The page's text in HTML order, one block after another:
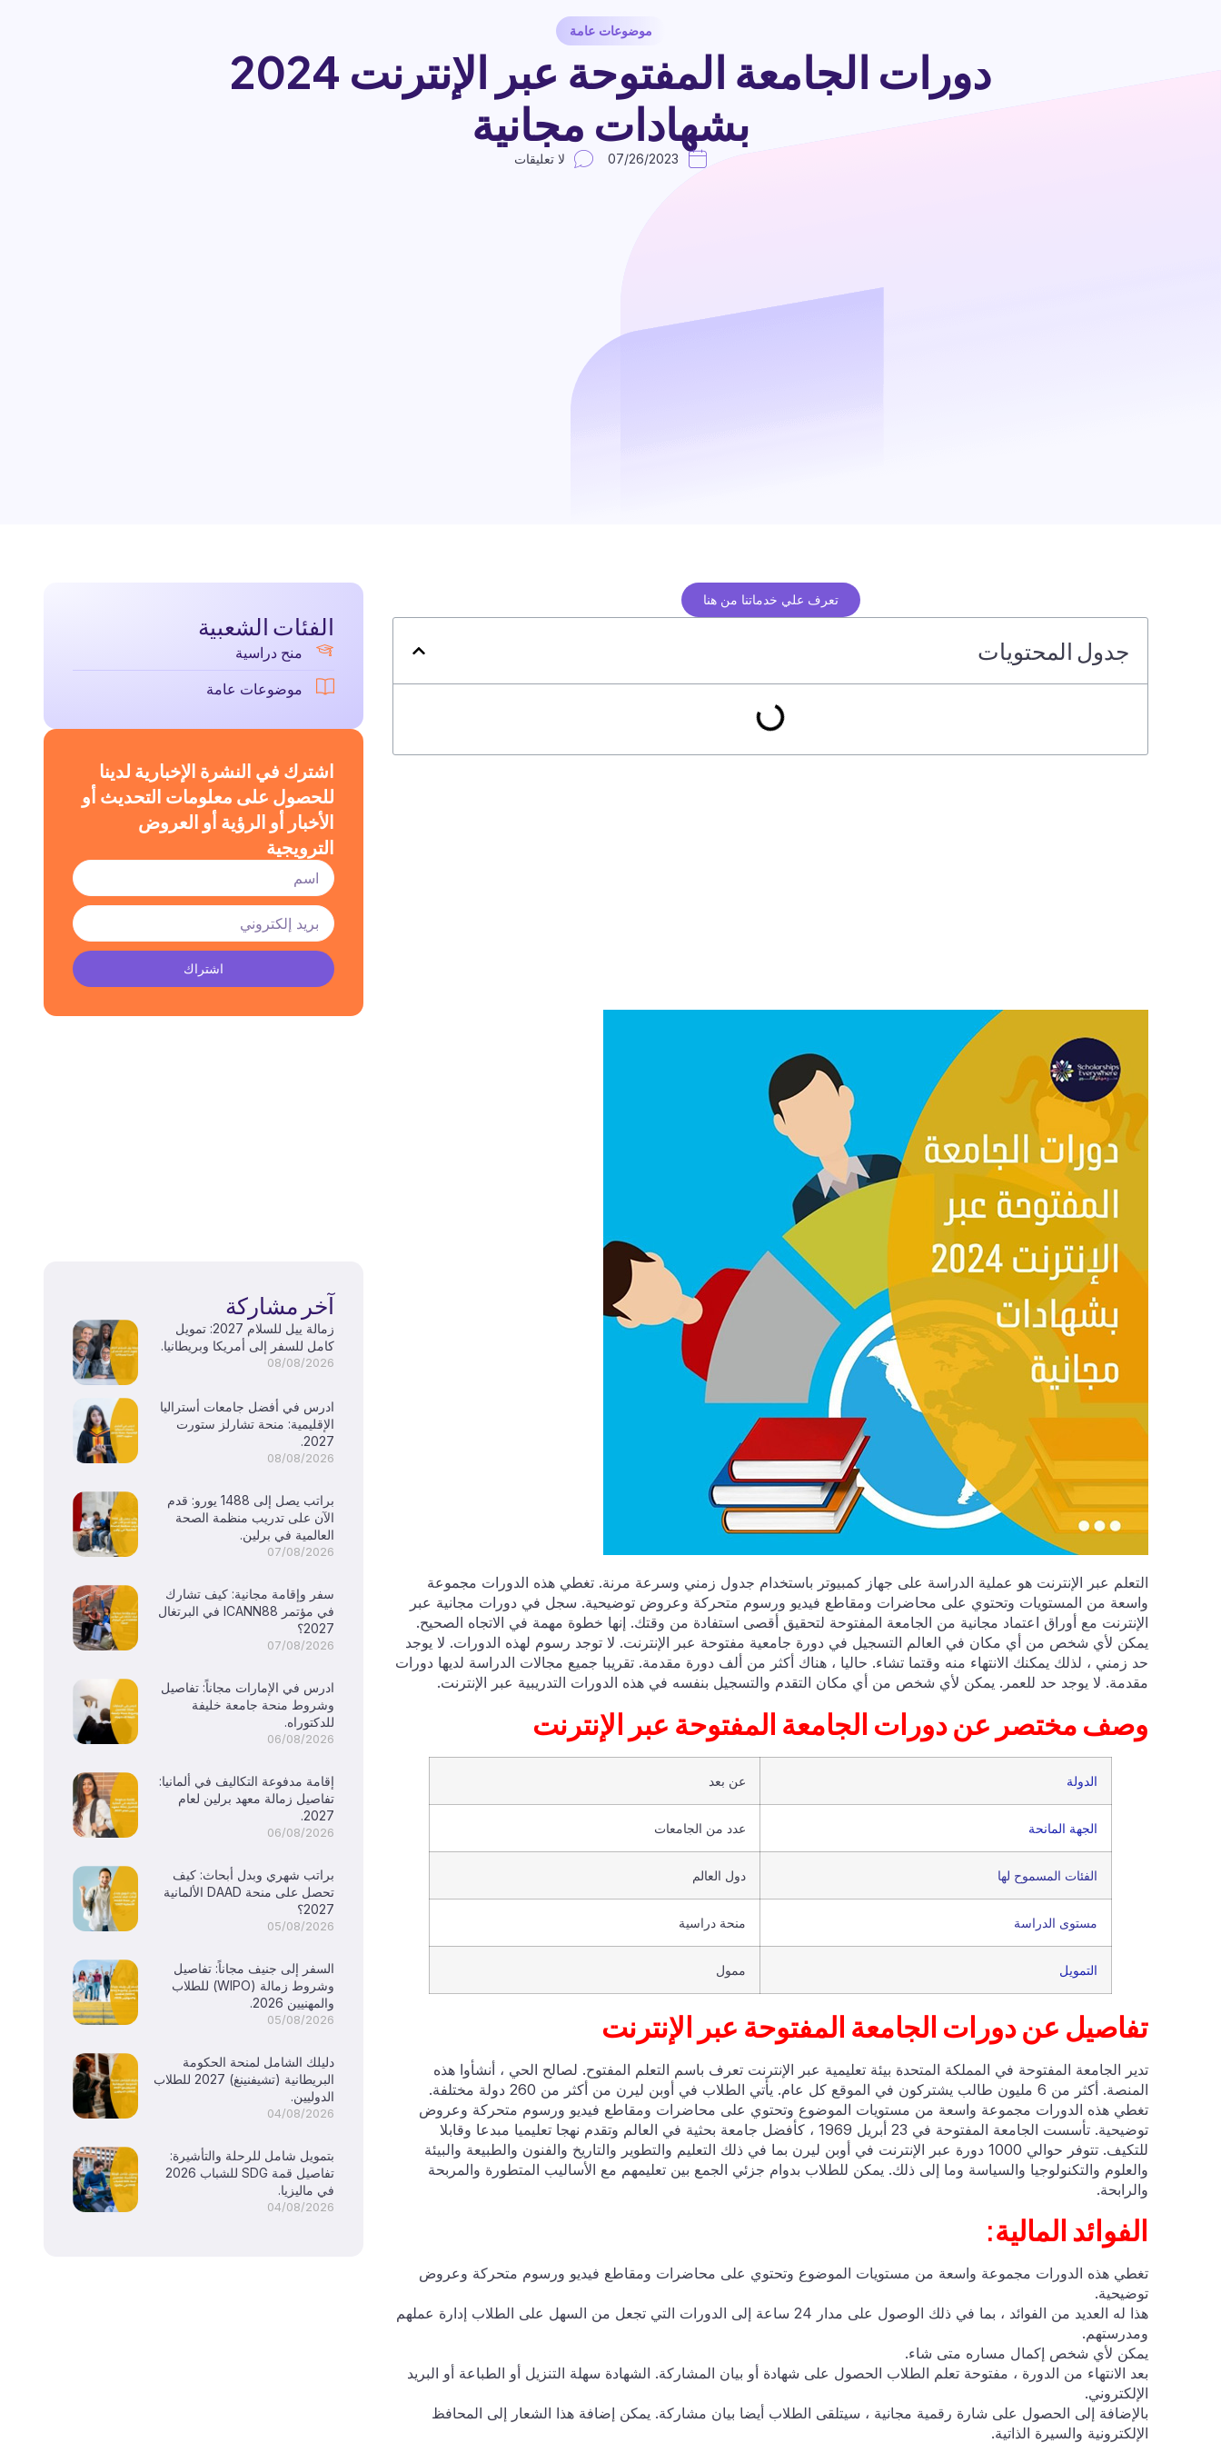
موضوعات عامة
دورات الجامعة المفتوحة عبر الإنترنت 2024
بشهادات مجانية
07/26/2023 لا تعليقات
تعرف علي خدماتنا من هنا
جدول المحتويات
التعلم عبر الإنترنت هو عملية الدراسة على جهاز كمبيوتر باستخدام جدول زمني وسرعة مرنة. تغطي هذه الدورات مجموعة
واسعة من المستويات وتحتوي على محاضرات ومقاطع فيديو ورسوم متحركة وعروض توضيحية. سجل في دورات مجانية عبر
الإنترنت مع أوراق اعتماد مجانية من الجامعة المفتوحة لتحقيق أقصى استفادة من وقتك. إنها خطوة مهمة في الاتجاه الصحيح.
يمكن لأي شخص من أي مكان في العالم التسجيل في دورة جامعية مفتوحة عبر الإنترنت. لا توجد رسوم لهذه الدورات. لا يوجد
حد زمني ، لذلك يمكنك الانتهاء منه وقتما تشاء. حاليا ، هناك أكثر من ألف دورة مقدمة. تقريبا جميع مجالات الدراسة لديها دورات
مقدمة. لا يوجد حد للعمر. يمكن لأي شخص من أي مكان التقدم والتسجيل بنفسه في هذه الدورات التدريبية عبر الإنترنت.
وصف مختصر عن دورات الجامعة المفتوحة عبر الإنترنت
الدولة عن بعد
الجهة المانحة عدد من الجامعات
الفئات المسموح لها دول العالم
مستوى الدراسة منحة دراسية
التمويل ممول
تفاصيل عن دورات الجامعة المفتوحة عبر الإنترنت
تدير الجامعة المفتوحة في المملكة المتحدة بيئة تعليمية عبر الإنترنت تعرف باسم التعلم المفتوح. لصالح الحي ، أنشأوا هذه
المنصة. أكثر من 6 مليون طالب يشتركون في الموقع كل عام. يأتي الطلاب في أوبن ليرن من أكثر من 260 دولة مختلفة.
تغطي هذه الدورات مجموعة واسعة من مستويات الموضوع وتحتوي على محاضرات ومقاطع فيديو ورسوم متحركة وعروض
توضيحية. تأسست الجامعة المفتوحة في 23 أبريل 1969 ، كأفضل جامعة بحثية في العالم وتقدم نهجا تعليميا مبدعا وقابلا
للتكيف. تتوفر حوالي 1000 دورة عبر الإنترنت في أوبن ليرن بما في ذلك التعليم والتطوير والتاريخ والفنون والطبيعة والبيئة
والعلوم والتكنولوجيا والسياسة وما إلى ذلك. يمكن للطلاب بدوام جزئي الجمع بين تعليمهم مع الأساليب المتطورة والمربحة
والرابحة.
الفوائد المالية:
تغطي هذه الدورات مجموعة واسعة من مستويات الموضوع وتحتوي على محاضرات ومقاطع فيديو ورسوم متحركة وعروض
توضيحية.
هذا له العديد من الفوائد ، بما في ذلك الوصول على مدار 24 ساعة إلى الدورات التي تجعل من السهل على الطلاب إدارة عملهم
ومدرستهم.
يمكن لأي شخص إكمال مساره متى شاء.
بعد الانتهاء من الدورة ، مفتوحة تعلم الطلاب الحصول على شهادة أو بيان المشاركة. الشهادة سهلة التنزيل أو الطباعة أو البريد
الإلكتروني.
بالإضافة إلى الحصول على شارة رقمية مجانية ، سيتلقى الطلاب أيضا بيان مشاركة. يمكن إضافة هذا الشعار إلى المحافظ
الإلكترونية والسيرة الذاتية.
الفئات الشعبية
منح دراسية
موضوعات عامة
اشترك في النشرة الإخبارية لدينا
للحصول على معلومات التحديث أو
الأخبار أو الرؤية أو العروض
الترويجية
اشتراك
آخر مشاركة
زمالة ييل للسلام 2027: تمويل
كامل للسفر إلى أمريكا وبريطانيا.
08/08/2026
ادرس في أفضل جامعات أستراليا
الإقليمية: منحة تشارلز ستورت
2027.
08/08/2026
براتب يصل إلى 1488 يورو: قدم
الآن على تدريب منظمة الصحة
العالمية في برلين.
07/08/2026
سفر وإقامة مجانية: كيف تشارك
في مؤتمر ICANN88 في البرتغال
2027؟
07/08/2026
ادرس في الإمارات مجاناً: تفاصيل
وشروط منحة جامعة خليفة
للدكتوراه.
06/08/2026
إقامة مدفوعة التكاليف في ألمانيا:
تفاصيل زمالة معهد برلين لعام
2027.
06/08/2026
براتب شهري وبدل أبحاث: كيف
تحصل على منحة DAAD الألمانية
2027؟
05/08/2026
السفر إلى جنيف مجاناً: تفاصيل
وشروط زمالة (WIPO) للطلاب
والمهنيين 2026.
05/08/2026
دليلك الشامل لمنحة الحكومة
البريطانية (تشيفنينغ) 2027 للطلاب
الدوليين.
04/08/2026
بتمويل شامل للرحلة والتأشيرة:
تفاصيل قمة SDG للشباب 2026
في ماليزيا.
04/08/2026